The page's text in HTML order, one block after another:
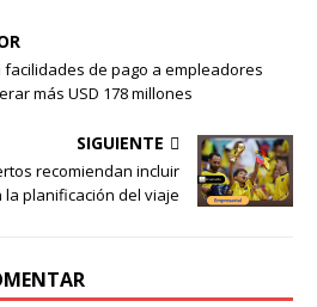
facilidades de pago a empleadores
más USD 178 millones
SIGUIENTE
recomiendan incluir
planificación del viaje